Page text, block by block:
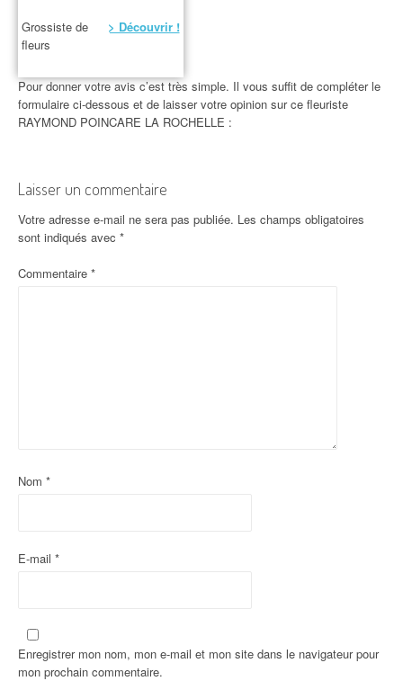
Grossiste de
fleurs
> Découvrir !
Pour donner votre avis c’est très simple. Il vous suffit de compléter le
formulaire ci-dessous et de laisser votre opinion sur ce fleuriste
RAYMOND POINCARE LA ROCHELLE :
Laisser un commentaire
Votre adresse e-mail ne sera pas publiée. Les champs obligatoires
sont indiqués avec *
Commentaire *
Nom *
E-mail *
Enregistrer mon nom, mon e-mail et mon site dans le navigateur pour
mon prochain commentaire.